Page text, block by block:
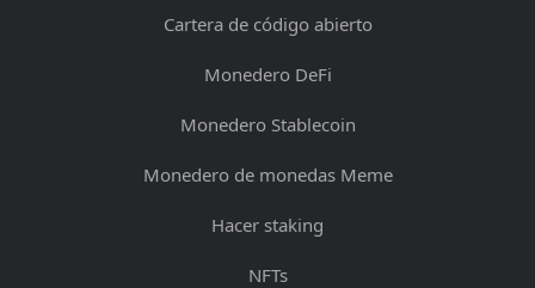
Cartera de código abierto
Monedero DeFi
Monedero Stablecoin
Monedero de monedas Meme
Hacer staking
NFTs